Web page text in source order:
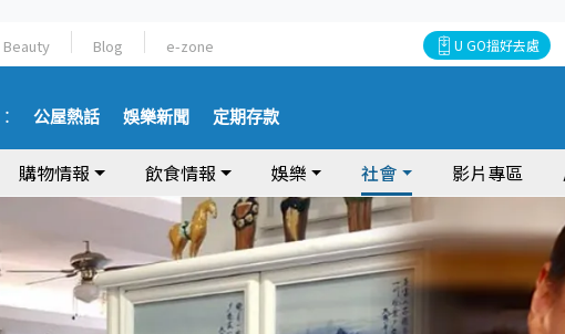
Beauty Blog e-zone U GO搵好去處
公屋熱話 娛樂新聞 定期存款
購物情報 飲食情報 娛樂 社會 影片專區